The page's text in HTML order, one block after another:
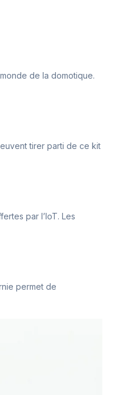
de la domotique.
tirer parti de ce kit
par l’IoT. Les
permet de